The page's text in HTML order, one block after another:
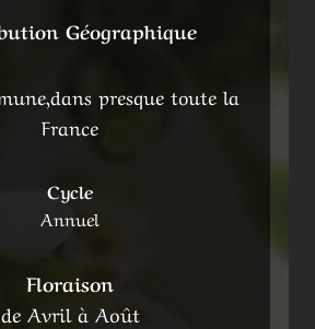
Géographique
presque toute la
France
Cycle
Annuel
Floraison
de Avril à Août